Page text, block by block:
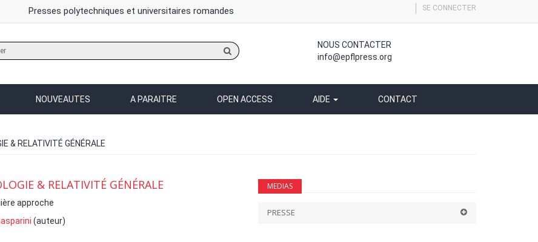
Presses polytechniques et universitaires romandes SE CONNECTER
sur
site
NOUS CONTACTER
info@epflpress.org
NOUVEAUTES A PARAITRE OPEN ACCESS AIDE CONTACT
& RELATIVITÉ GÉNÉRALE
& RELATIVITÉ GÉNÉRALE
approche
(auteur)
MEDIAS
PRESSE